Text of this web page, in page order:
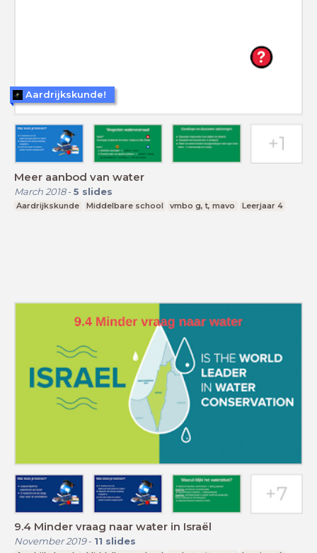
Meer aanbod van water
March 2018- 5 slides
Aardrijkskunde Middelbare school vmbo g, t, mavo Leerjaar 4
Aardrijkskunde!
9.4 Minder vraag naar water in Israël
November 2019- 11 slides